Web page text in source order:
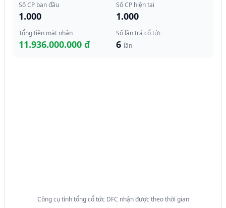
Số CP ban đầu
1.000
Số CP hiện tại
1.000
Tổng tiền mặt nhận
11.936.000.000 đ
Số lần trả cổ tức
6 lần
Công cụ tính tổng cổ tức DFC nhận được theo thời gian